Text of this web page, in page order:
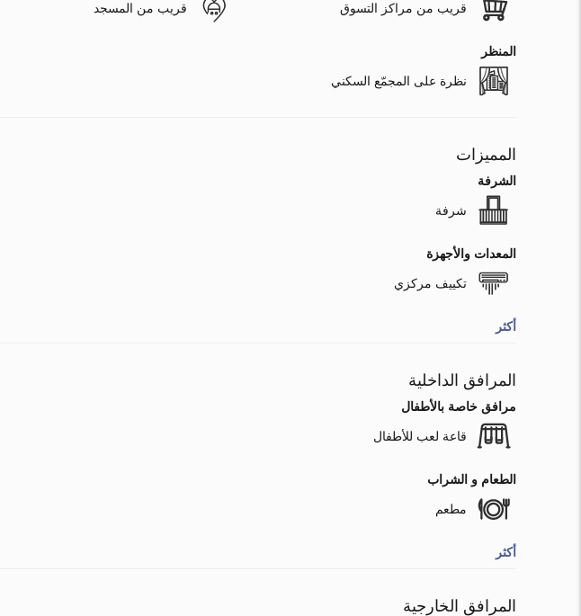
قريب من مراكز التسوق قريب من المسجد
المنظر
نظرة على المجمّع السكني
المميزات
الشرفة
شرفة
المعدات والأجهزة
تكييف مركزي
أكثر
المرافق الداخلية
مرافق خاصة بالأطفال
قاعة لعب للأطفال
الطعام و الشراب
مطعم
أكثر
المرافق الخارجية